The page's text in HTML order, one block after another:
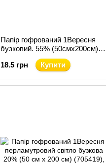
Папір гофрований 1Вересня
бузковий. 55% (50смх200см)
18.5 грн
Купити